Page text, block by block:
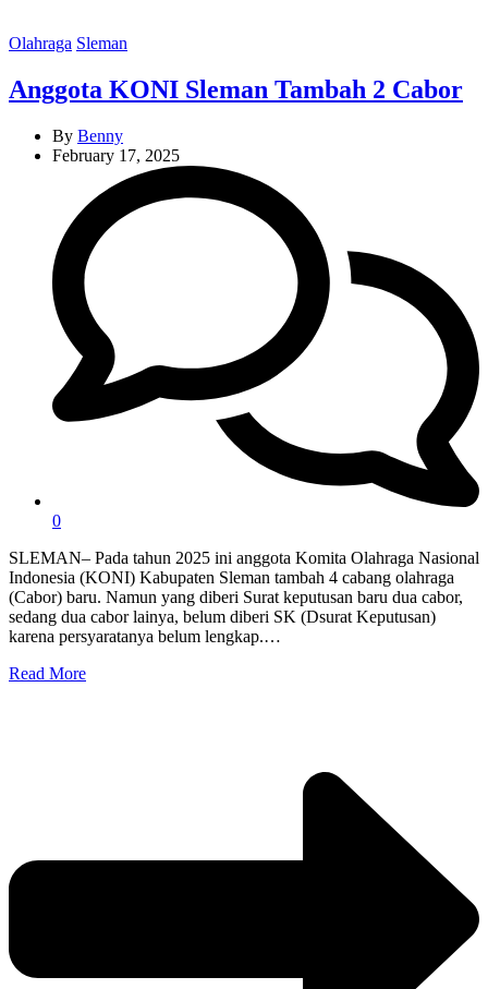
Categories
Olahraga Sleman
Anggota KONI Sleman Tambah 2 Cabor
By Benny
February 17, 2025
0
SLEMAN– Pada tahun 2025 ini anggota Komita Olahraga Nasional
Indonesia (KONI) Kabupaten Sleman tambah 4 cabang olahraga
(Cabor) baru. Namun yang diberi Surat keputusan baru dua cabor,
sedang dua cabor lainya, belum diberi SK (Dsurat Keputusan)
karena persyaratanya belum lengkap.…
Read More